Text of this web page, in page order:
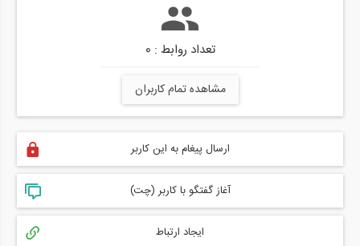
تعداد روابط : 0
مشاهده تمام کاربران
ارسال پیغام به این کاربر
آغاز گفتگو با کاربر (چت)
ایجاد ارتباط